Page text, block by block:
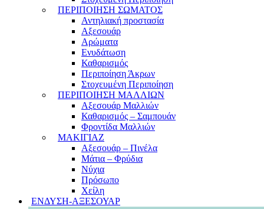
ΠΕΡΙΠΟΙΗΣΗ ΣΩΜΑΤΟΣ
Αντηλιακή προστασία
Αξεσουάρ
Αρώματα
Ενυδάτωση
Καθαρισμός
Περιποίηση Άκρων
Στοχευμένη Περιποίηση
ΠΕΡΙΠΟΙΗΣΗ ΜΑΛΛΙΩΝ
Αξεσουάρ Μαλλιών
Καθαρισμός – Σαμπουάν
Φροντίδα Μαλλιών
ΜΑΚΙΓΙΑΖ
Αξεσουάρ – Πινέλα
Μάτια – Φρύδια
Νύχια
Πρόσωπο
Χείλη
ΕΝΔΥΣΗ-ΑΞΕΣΟΥΑΡ